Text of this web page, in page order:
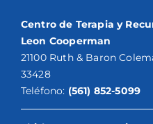
Centro de Terapia y
Leon Cooperman
21100 Ruth & Baron
33428
Teléfono: (561) 852-5099